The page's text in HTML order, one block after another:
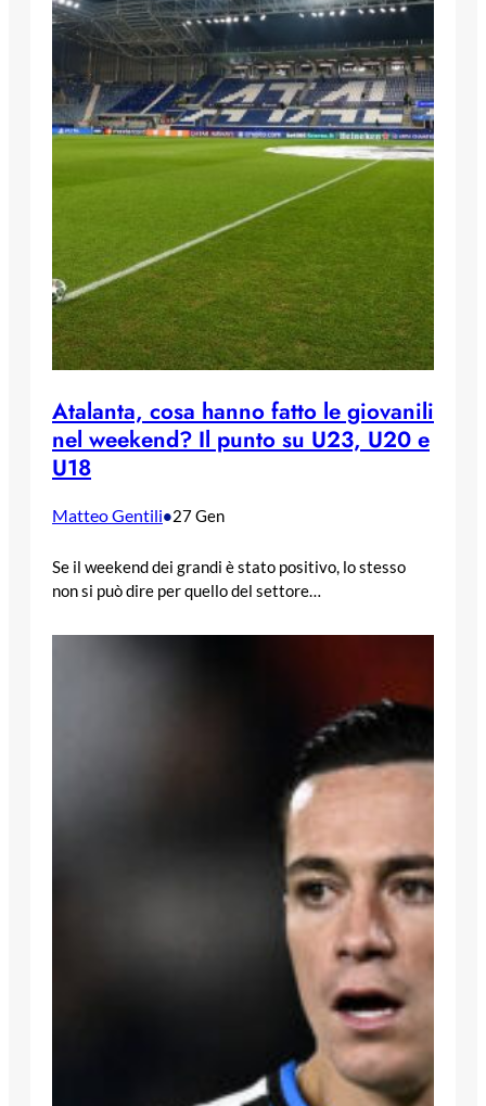
Atalanta, cosa hanno fatto le giovanili
nel weekend? Il punto su U23, U20 e
U18
Matteo Gentili•27 Gen
Se il weekend dei grandi è stato positivo, lo stesso
non si può dire per quello del settore…